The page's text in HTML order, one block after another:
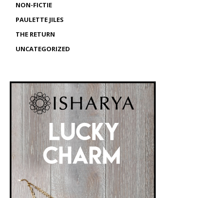
NON-FICTIE
PAULETTE JILES
THE RETURN
UNCATEGORIZED